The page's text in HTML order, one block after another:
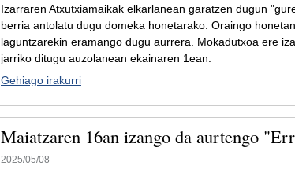
Izarraren Atxutxiamaikak elkarlanean garatzen dugun
berria antolatu dugu domeka honetarako. Oraingo
laguntzarekin eramango dugu aurrera. Mokadutxoa ere
jarriko ditugu auzolanean ekainaren 1ean.
Gehiago irakurri
Maiatzaren 16an izango da aurtengo
2025/05/08